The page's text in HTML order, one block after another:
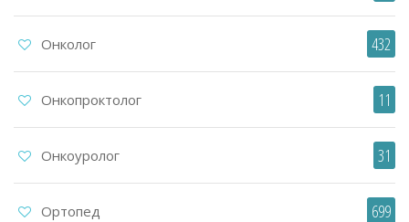
Онколог 432
Онкопроктолог 11
Онкоуролог 31
Ортопед 699